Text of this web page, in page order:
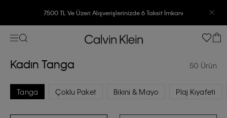
7500 TL Ve Üzeri Alışverişlerinizde 6 Taksit İmkanı
Kadın Tanga 50 Ürün
Çoklu Paket Bikini & Mayo Plaj Kıyafeti
Tanga